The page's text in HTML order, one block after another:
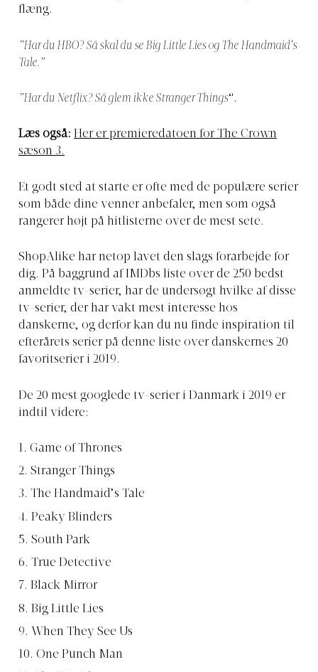
flæng.
”Har du HBO? Så skal du se Big Little Lies og The Handmaid’s
Tale.”
”Har du Netflix? Så glem ikke Stranger Things“.
Læs også: Her er premieredatoen for The Crown
sæson 3.
Et godt sted at starte er ofte med de populære serier
som både dine venner anbefaler, men som også
rangerer højt på hitlisterne over de mest sete.
ShopAlike har netop lavet den slags forarbejde for
dig. På baggrund af IMDbs liste over de 250 bedst
anmeldte tv-serier, har de undersøgt hvilke af disse
tv-serier, der har vakt mest interesse hos
danskerne, og derfor kan du nu finde inspiration til
efterårets serier på denne liste over danskernes 20
favoritserier i 2019.
De 20 mest googlede tv-serier i Danmark i 2019 er
indtil videre:
Game of Thrones
Stranger Things
The Handmaid’s Tale
Peaky Blinders
South Park
True Detective
Black Mirror
Big Little Lies
When They See Us
One Punch Man